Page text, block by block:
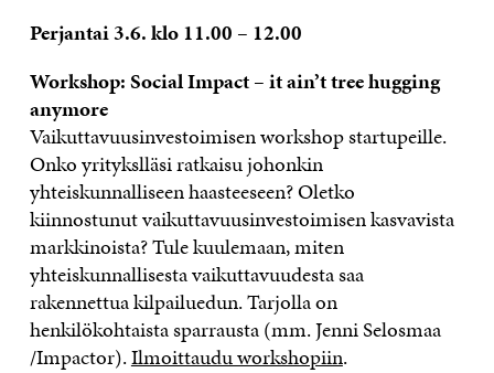
Perjantai 3.6.klo 11.00 – 12.00
Workshop: Social Impact – it ain’t tree hugging
anymore
Vaikuttavuusinvestoimisen workshop startupeille.
Onko yritykslläsi ratkaisu johonkin
yhteiskunnalliseen haasteeseen? Oletko
kiinnostunut vaikuttavuusinvestoimisen kasvavista
markkinoista? Tule kuulemaan, miten
yhteiskunnallisesta vaikuttavuudesta saa
rakennettua kilpailuedun. Tarjolla on
henkilökohtaista sparrausta (mm. Jenni Selosmaa
/Impactor).Ilmoittaudu workshopiin.